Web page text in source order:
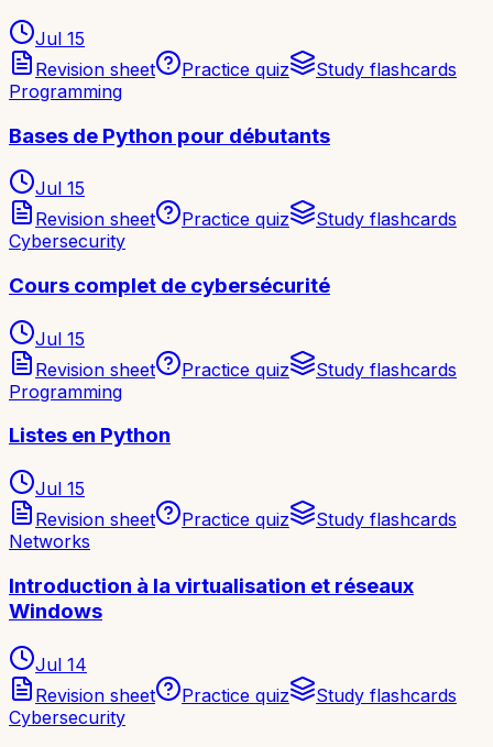
Jul 15
Revision sheet
Practice quiz
Study flashcards
Programming
Bases de Python pour débutants
Jul 15
Revision sheet
Practice quiz
Study flashcards
Cybersecurity
Cours complet de cybersécurité
Jul 15
Revision sheet
Practice quiz
Study flashcards
Programming
Listes en Python
Jul 15
Revision sheet
Practice quiz
Study flashcards
Networks
Introduction à la virtualisation et réseaux
Windows
Jul 14
Revision sheet
Practice quiz
Study flashcards
Cybersecurity